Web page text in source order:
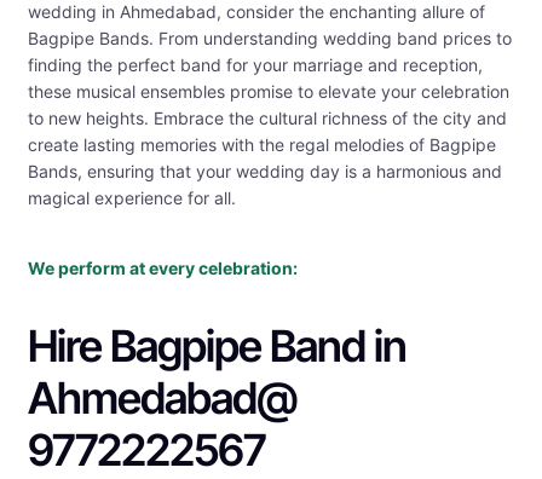
wedding in Ahmedabad, consider the enchanting allure of
Bagpipe Bands. From understanding wedding band prices to
finding the perfect band for your marriage and reception,
these musical ensembles promise to elevate your celebration
to new heights. Embrace the cultural richness of the city and
create lasting memories with the regal melodies of Bagpipe
Bands, ensuring that your wedding day is a harmonious and
magical experience for all.
We perform at every celebration:
Hire Bagpipe Band in
Ahmedabad@
9772222567